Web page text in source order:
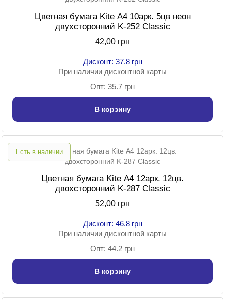
Цветная бумага Kite А4 10арк. 5цв неон
двухсторонний K-252 Classic
42,00 грн
Дисконт: 37.8 грн
При наличии дисконтной карты
Опт: 35.7 грн
В корзину
Есть в наличии
Цветная бумага Kite А4 12арк. 12цв.
двохсторонний K-287 Classic
52,00 грн
Дисконт: 46.8 грн
При наличии дисконтной карты
Опт: 44.2 грн
В корзину